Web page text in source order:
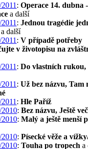
: Operace 14. dubna
a další
: Jednou tragédie
a další
: V případě potřeby
v životopisu na
: Do vlastních
: Už bez názvu, Tam
: Hle Paříž
: Bez názvu, Ještě
: Malý a ještě menší
: Písecké věže a
: Touha po tropech a